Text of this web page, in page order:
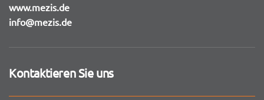
www.mezis.de
info@mezis.de
Kontaktieren Sie uns